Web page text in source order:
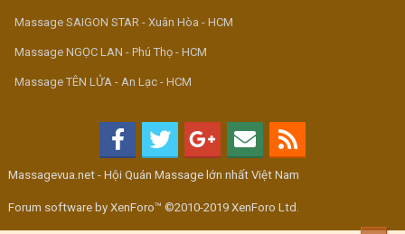
Massage SAIGON STAR - Xuân Hòa - HCM
Massage NGỌC LAN - Phú Thọ - HCM
Massage TÊN LỬA - An Lạc - HCM
Massagevua.net - Hội Quán Massage lớn nhất Việt Nam
Forum software by XenForo™ ©2010-2019 XenForo Ltd.